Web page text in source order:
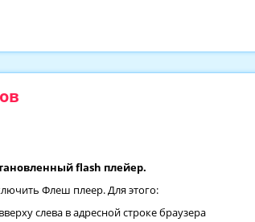
flash плейер.
Флеш плеер. Для этого:
слева в адресной строке браузера